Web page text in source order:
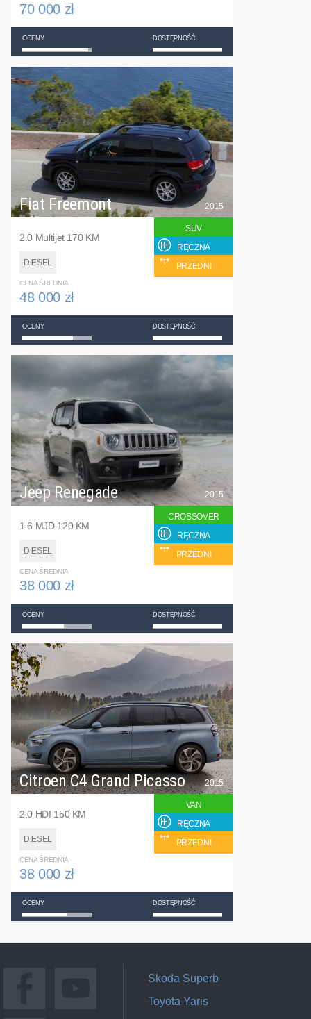
70 000 zł
OCENY DOSTĘPNOŚĆ
Fiat Freemont
2.0 Multijet 170 KM
DIESEL
2015
SUV
RĘCZNA
PRZEDNI
CENA ŚREDNIA
48 000 zł
OCENY DOSTĘPNOŚĆ
Jeep Renegade
1.6 MJD 120 KM
DIESEL
2015
CROSSOVER
RĘCZNA
PRZEDNI
CENA ŚREDNIA
38 000 zł
OCENY DOSTĘPNOŚĆ
Citroen C4 Grand Picasso
2.0 HDI 150 KM
DIESEL
2015
VAN
RĘCZNA
PRZEDNI
CENA ŚREDNIA
38 000 zł
OCENY DOSTĘPNOŚĆ
Skoda Superb
Toyota Yaris